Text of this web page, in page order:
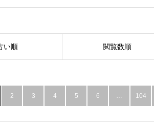
い順 閲覧数順
2 3 4 5 6 … 104